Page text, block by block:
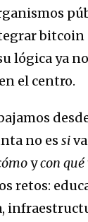
bitcoin
lógica ya
el centro.
no es si
ycon
retos: